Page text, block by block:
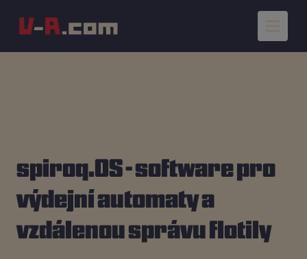
spiroq.OS - software pro
výdejní automaty a
vzdálenou správu flotily